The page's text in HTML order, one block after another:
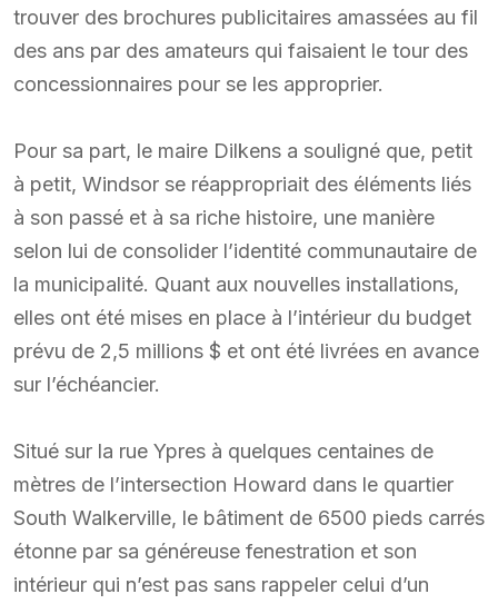
trouver des brochures publicitaires amassées au fil
des ans par des amateurs qui faisaient le tour des
concessionnaires pour se les approprier.
Pour sa part, le maire Dilkens a souligné que, petit
à petit, Windsor se réappropriait des éléments liés
à son passé et à sa riche histoire, une manière
selon lui de consolider l’identité communautaire de
la municipalité. Quant aux nouvelles installations,
elles ont été mises en place à l’intérieur du budget
prévu de 2,5 millions $ et ont été livrées en avance
sur l’échéancier.
Situé sur la rue Ypres à quelques centaines de
mètres de l’intersection Howard dans le quartier
South Walkerville, le bâtiment de 6500 pieds carrés
étonne par sa généreuse fenestration et son
intérieur qui n’est pas sans rappeler celui d’un